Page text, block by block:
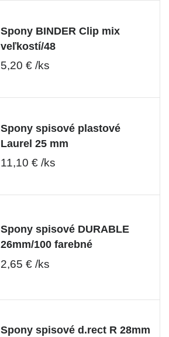
Spony BINDER Clip mix
veľkostí/48
5,20 € /ks
Spony spisové plastové
Laurel 25 mm
11,10 € /ks
Spony spisové DURABLE
26mm/100 farebné
2,65 € /ks
Spony spisové d.rect R 28mm